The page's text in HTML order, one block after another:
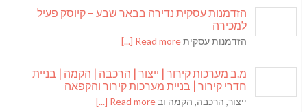
הזדמנות עסקית נדירה בבאר שבע – קיוסק פעיל
למכירה
הזדמנות עסקיתRead more [...]
מ.ב מערכות קירור | ייצור | הרכבה | הקמה | בניית
חדרי קירור | בניית מערכות קירור והקפאה
ייצור, הרכבה, הקמה וב Read more [...]